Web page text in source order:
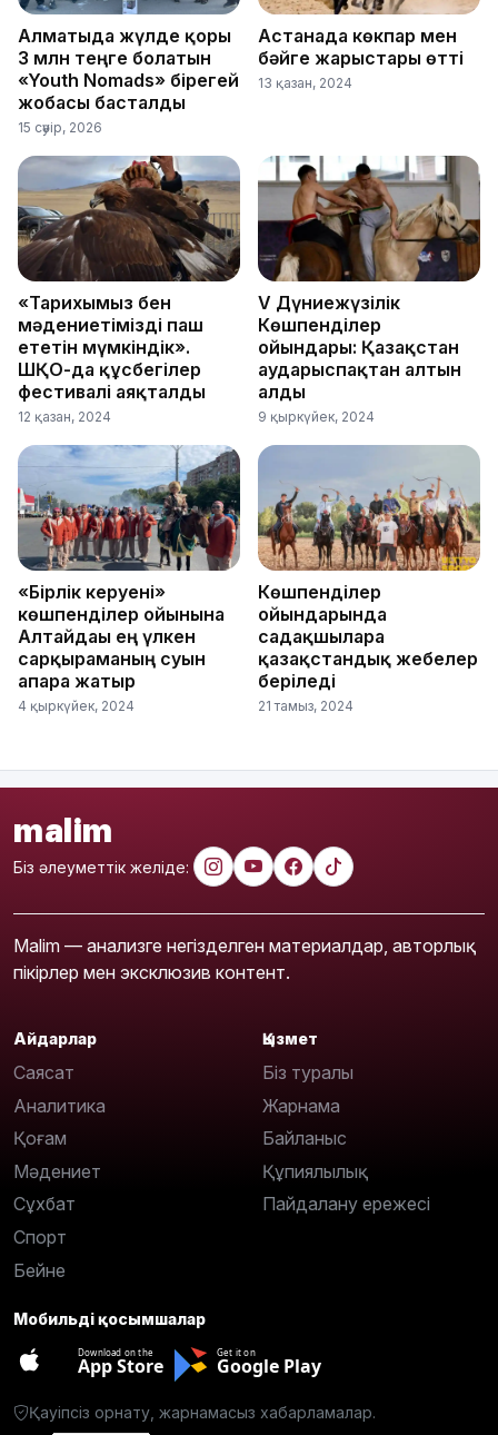
Алматыда жүлде қоры
3 млн теңге болатын
«Youth Nomads» бірегей
жобасы басталды
15 сәуір, 2026
Астанада көкпар мен
бәйге жарыстары өтті
13 қазан, 2024
«Тарихымыз бен
мәдениетімізді паш
ететін мүмкіндік».
ШҚО-да құсбегілер
фестивалі аяқталды
12 қазан, 2024
V Дүниежүзілік
Көшпенділер
ойындары: Қазақстан
аударыспақтан алтын
алды
9 қыркүйек, 2024
«Бірлік керуені»
көшпенділер ойынына
Алтайдағы ең үлкен
сарқыраманың суын
апара жатыр
4 қыркүйек, 2024
Көшпенділер
ойындарында
садақшыларға
қазақстандық жебелер
беріледі
21 тамыз, 2024
malim
Біз әлеуметтік желіде:
Malim — анализге негізделген материалдар, авторлық
пікірлер мен эксклюзив контент.
Айдарлар
Саясат
Аналитика
Қоғам
Мәдениет
Сұхбат
Спорт
Бейне
Қызмет
Біз туралы
Жарнама
Байланыс
Құпиялылық
Пайдалану ережесі
Мобильді қосымшалар
Download on the
App Store
Get it on
Google Play
Қауіпсіз орнату, жарнамасыз хабарламалар.